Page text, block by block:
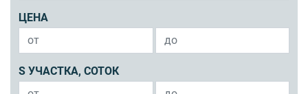
ЦЕНА
S УЧАСТКА, СОТОК